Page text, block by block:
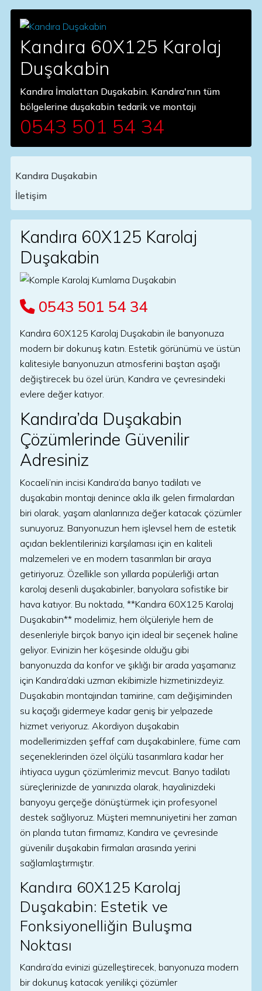
Kandıra 60X125 Karolaj
Duşakabin
Kandıra İmalattan Duşakabin. Kandıra'nın tüm
bölgelerine duşakabin tedarik ve montajı
0543 501 54 34
Main Navigation
Kandıra Duşakabin
İletişim
Kandıra 60X125 Karolaj
Duşakabin
0543 501 54 34
Kandıra 60X125 Karolaj Duşakabin ile banyonuza
modern bir dokunuş katın. Estetik görünümü ve üstün
kalitesiyle banyonuzun atmosferini baştan aşağı
değiştirecek bu özel ürün, Kandıra ve çevresindeki
evlere değer katıyor.
Kandıra’da Duşakabin
Çözümlerinde Güvenilir
Adresiniz
Kocaeli’nin incisi Kandıra’da banyo tadilatı ve
duşakabin montajı denince akla ilk gelen firmalardan
biri olarak, yaşam alanlarınıza değer katacak çözümler
sunuyoruz. Banyonuzun hem işlevsel hem de estetik
açıdan beklentilerinizi karşılaması için en kaliteli
malzemeleri ve en modern tasarımları bir araya
getiriyoruz. Özellikle son yıllarda popülerliği artan
karolaj desenli duşakabinler, banyolara sofistike bir
hava katıyor. Bu noktada, **Kandıra 60X125 Karolaj
Duşakabin** modelimiz, hem ölçüleriyle hem de
desenleriyle birçok banyo için ideal bir seçenek haline
geliyor. Evinizin her köşesinde olduğu gibi
banyonuzda da konfor ve şıklığı bir arada yaşamanız
için Kandıra’daki uzman ekibimizle hizmetinizdeyiz.
Duşakabin montajından tamirine, cam değişiminden
su kaçağı gidermeye kadar geniş bir yelpazede
hizmet veriyoruz. Akordiyon duşakabin
modellerimizden şeffaf cam duşakabinlere, füme cam
seçeneklerinden özel ölçülü tasarımlara kadar her
ihtiyaca uygun çözümlerimiz mevcut. Banyo tadilatı
süreçlerinizde de yanınızda olarak, hayalinizdeki
banyoyu gerçeğe dönüştürmek için profesyonel
destek sağlıyoruz. Müşteri memnuniyetini her zaman
ön planda tutan firmamız, Kandıra ve çevresinde
güvenilir duşakabin firmaları arasında yerini
sağlamlaştırmıştır.
Kandıra 60X125 Karolaj
Duşakabin: Estetik ve
Fonksiyonelliğin Buluşma
Noktası
Kandıra’da evinizi güzelleştirecek, banyonuza modern
bir dokunuş katacak yenilikçi çözümler